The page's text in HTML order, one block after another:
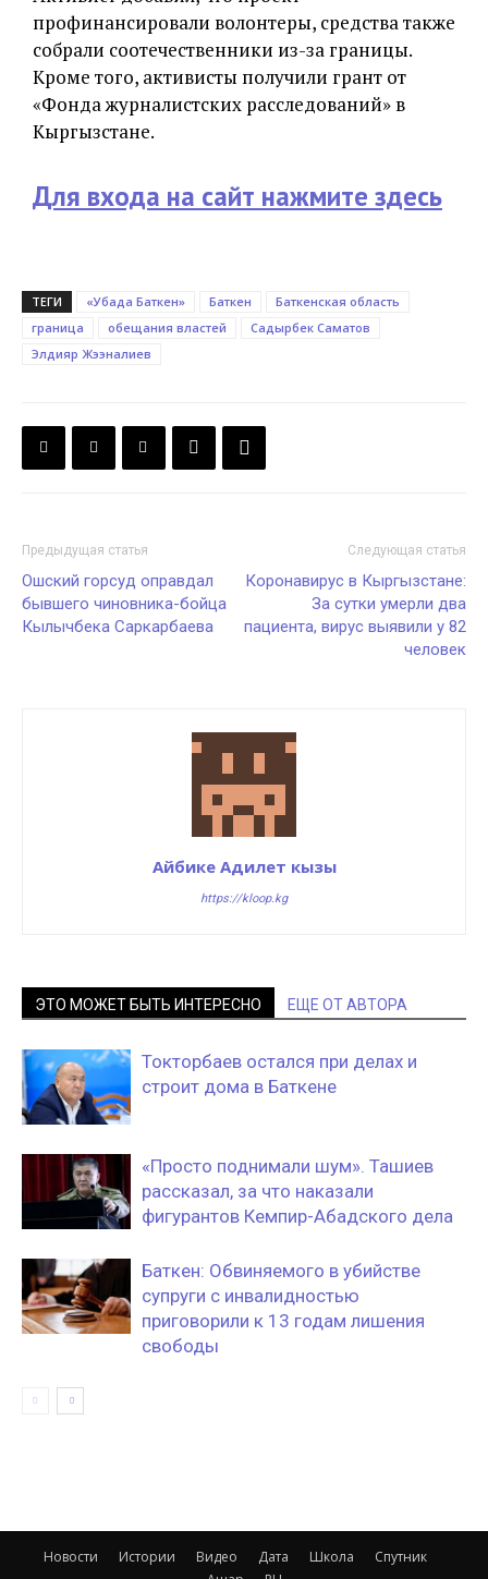
профинансировали волонтеры, средства также
собрали соотечественники из-за границы.
Кроме того, активисты получили грант от
«Фонда журналистских расследований» в
Кыргызстане.
Для входа на сайт нажмите здесь
ТЕГИ «Убада Баткен» Баткен
Баткенская область
граница
обещания властей
Садырбек Саматов
Элдияр Жээналиев
Предыдущая статья
Ошский горсуд оправдал
бывшего чиновника-бойца
Кылычбека Саркарбаева
Следующая статья
Коронавирус в Кыргызстане:
За сутки умерли два
пациента, вирус выявили у 82
человек
Айбике Адилет кызы
https://kloop.kg
ЭТО МОЖЕТ БЫТЬ ИНТЕРЕСНО ЕЩЕ ОТ АВТОРА
Токторбаев остался при делах и
строит дома в Баткене
«Просто поднимали шум». Ташиев
рассказал, за что наказали
фигурантов Кемпир-Абадского дела
Баткен: Обвиняемого в убийстве
супруги с инвалидностью
приговорили к 13 годам лишения
свободы
Новости Истории Видео Дата Школа
Спутник